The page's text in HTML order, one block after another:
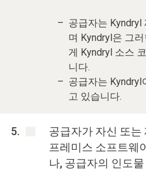
공급자는 Kyndryl
며 Kyndryl은 그
게 Kyndryl 소스
니다.
공급자는 Kyndryl
고 있습니다.
공급자가 자신 또는
프레미스 소프트웨
나, 공급자의 인도